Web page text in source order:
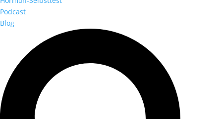
Podcast
Blog